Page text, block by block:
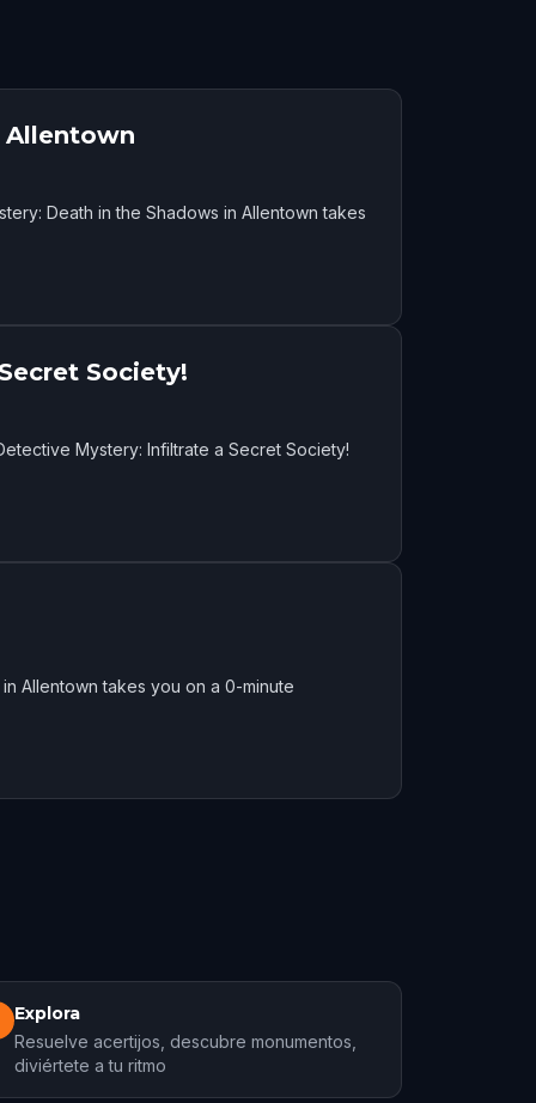
Allentown
Death in the Shadows in Allentown takes
Society!
Mystery: Infiltrate a Secret Society!
Allentown takes you on a 0-minute
Explora
Resuelve acertijos, descubre monumentos,
diviértete a tu ritmo